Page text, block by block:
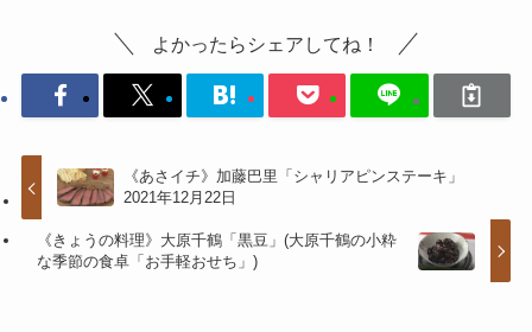
よかったらシェアしてね！
《あさイチ》加藤巴里「シャリアピンステーキ」
2021年12月22日
《きょうの料理》大原千鶴「黒豆」(大原千鶴の小粋
な季節の食卓「お手軽おせち」)